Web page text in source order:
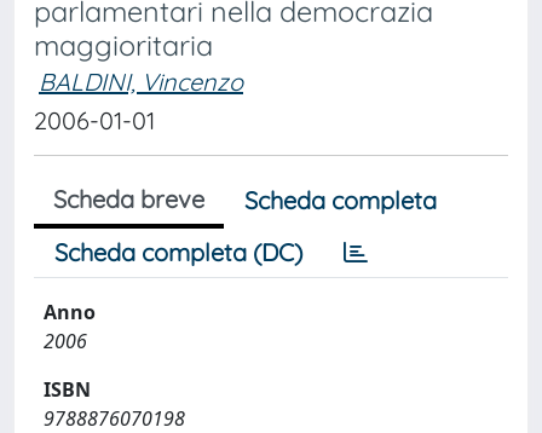
parlamentari nella democrazia
maggioritaria
BALDINI, Vincenzo
2006-01-01
Scheda breve
Scheda completa
Scheda completa (DC)
Anno
2006
ISBN
9788876070198